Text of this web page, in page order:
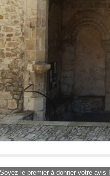
Soyez le premier à donner votre avis !